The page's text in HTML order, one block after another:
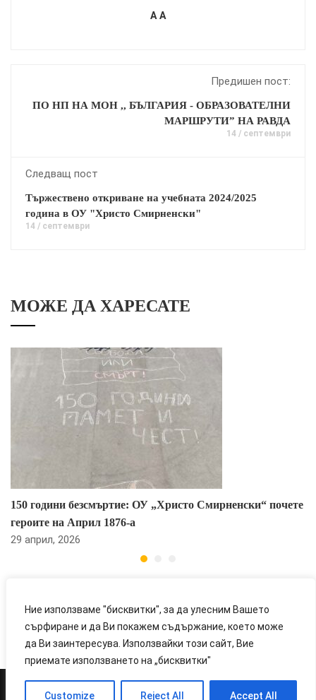
Ние използваме "бисквитки", за да улесним Вашето
сърфиране и да Ви покажем съдържание, което може
да Ви заинтересува. Използвайки този сайт, Вие
приемате използването на „бисквитки"
Customize Reject All Accept All
A A
Предишен пост:
ПО НП НА МОН ,, БЪЛГАРИЯ - ОБРАЗОВАТЕЛНИ
МАРШРУТИ” НА РАВДА
14 / септември
Следващ пост
Тържествено откриване на учебната 2024/2025
година в ОУ "Христо Смирненски"
14 / септември
МОЖЕ ДА ХАРЕСАТЕ
150 години безсмъртие: ОУ „Христо Смирненски“ почете
героите на Април 1876-а
29 април, 2026